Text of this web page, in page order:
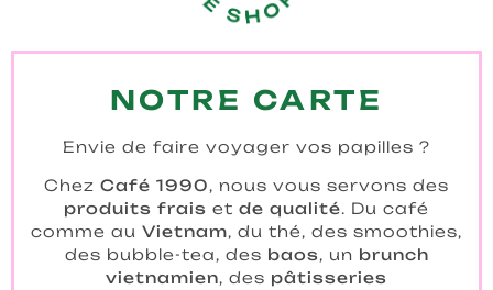
NOTRE CARTE
Envie de faire voyager vos papilles ?
Chez Café 1990, nous vous servons des
produits frais et de qualité. Du café
comme au Vietnam, du thé, des smoothies,
des bubble-tea, des baos, un brunch
vietnamien, des pâtisseries